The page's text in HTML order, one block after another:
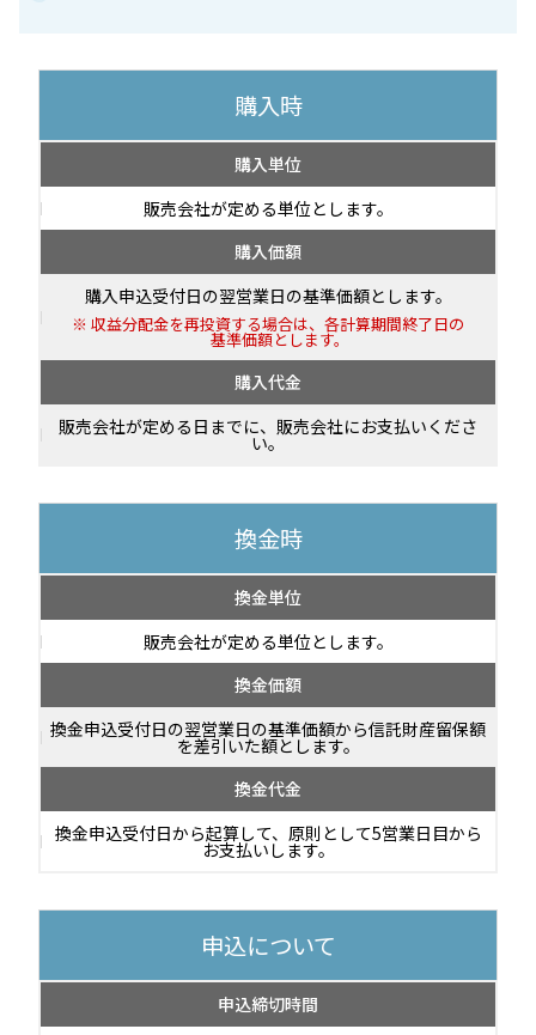
購入時
購入単位
販売会社が定める単位とします。
購入価額
購入申込受付日の翌営業日の基準価額とします。
収益分配金を再投資する場合は、各計算期間終了日の
基準価額とします。
購入代金
販売会社が定める日までに、販売会社にお支払いくださ
い。
換金時
換金単位
販売会社が定める単位とします。
換金価額
換金申込受付日の翌営業日の基準価額から信託財産留保額
を差引いた額とします。
換金代金
換金申込受付日から起算して、原則として5営業日目から
お支払いします。
申込について
申込締切時間